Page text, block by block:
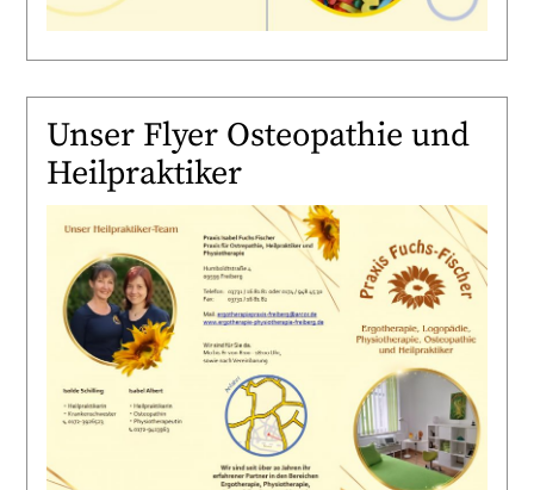
Unser Flyer Osteopathie und
Heilpraktiker